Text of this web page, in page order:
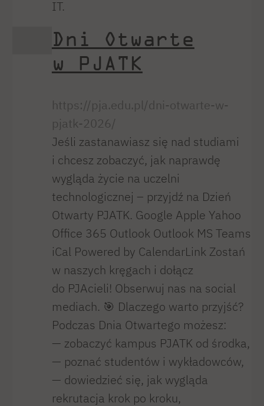
IT.
Dni Otwarte
w PJATK
https://pja.edu.pl/dni-otwarte-w-
pjatk-2026/
Jeśli zastanawiasz się nad studiami
i chcesz zobaczyć, jak naprawdę
wygląda życie na uczelni
technologicznej – przyjdź na Dzień
Otwarty PJATK. Google Apple Yahoo
Office 365 Outlook Outlook MS Teams
iCal Powered by CalendarLink Zostań
w naszych kręgach i dołącz
do PJAcieli! Obserwuj nas na social
mediach. 🎯 Dlaczego warto przyjść?
Podczas Dnia Otwartego możesz:
— zobaczyć kampus PJATK od środka,
— poznać studentów i wykładowców,
— dowiedzieć się, jak wygląda
rekrutacja krok po kroku,